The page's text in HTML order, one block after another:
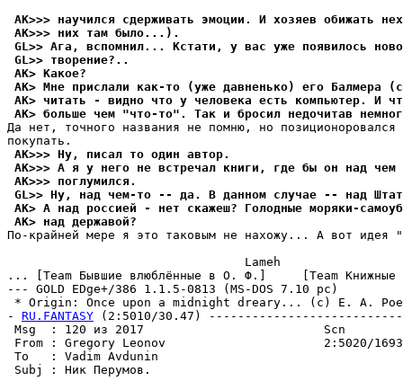
AK>>> научился сдерживать эмоции. И хозяев обижать
AK>>> них там было...).
GL>> Ага, вспомнил... Кстати, у вас уже появилось
GL>> творение?..
AK> Какое?
AK> Мне прислали как-то (уже давненько) его Балмера
AK> читать - видно что у человека есть компьютер. И
AK> больше чем "что-то". Так и бросил недочитав
Да нет, точного названия не помню, но
AK>>> Ну, писал то один автор.
AK>>> А я у него не встречал книги, где бы он над
AK>>> поглумился.
GL>> Ну, над чем-то -- да. В данном случае -- над
AK> А над россией - нет скажеш? Голодные моряки-
AK> над державой?
По-крайней мере я это таковым не нахожу... А вот идея
                                 Lameh
... [Team Бывшие влюблённые в О. Ф.]     [Team
--- GOLD EDge+/386 1.1.5-0813 (MS-DOS 7.10 pc)
* Origin: Once upon a midnight dreary... (c) E. A. Poe
- RU.FANTASY (2:5010/30.47)
Msg  : 120 из 2017                         Scn
From : Gregory Leonov                      2:5020/
To   : Vadim Avdunin
Subj : Ник Перумов.